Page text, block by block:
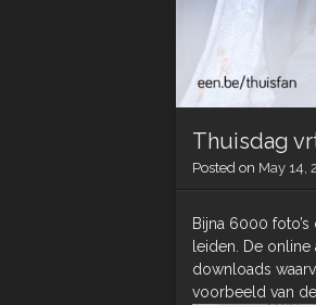
Thuisdag
Posted on May 14,
Bijna 6000
leiden. De
downloads
voorbeeld van